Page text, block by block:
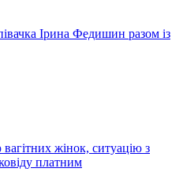
Ірина Федишин разом із
жінок, ситуацію з
платним